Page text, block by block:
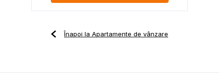
Înapoi la Apartamente de vânzare